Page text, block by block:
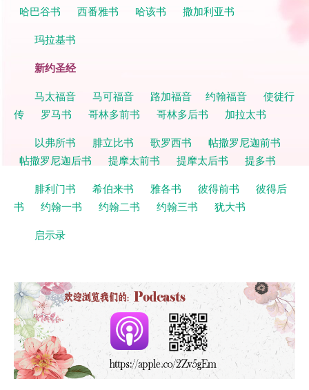
哈巴谷书
西番雅书 哈该书
撒加利亚书
玛拉基书
新约圣经
马太福音 马可福音 路加福音 约翰福音
使徒行
传
罗马书 哥林多前书 哥林多后书
加拉太书
以弗所书
腓立比书 歌罗西书
帖撒罗尼迦前书
帖撒罗尼迦后书
提摩太前书 提摩太后书
提多书
腓利门书
希伯来书 雅各书 彼得前书
彼得后
书
约翰一书 约翰二书 约翰三书
犹大书
启示录